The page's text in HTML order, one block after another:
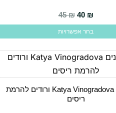
45₪ 40 ₪
בחר אפשרויות
סיליקונים Katya Vinogradova ורודים להרמת
ריסים